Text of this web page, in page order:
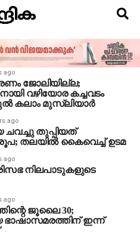
ago
ജോലിയില്ല;
വഴിയോര കച്ചവടം
കലാം മുസ്‌ലിയാര്‍
ago
തുപ്പിയത്
രൂപ; തലയില്‍ കൈവെച്ച് ഉടമ
ago
നിലപാടുകളുടെ
ago
ജൂലൈ 30;
ഭാഷാസമരത്തിന് ഇന്ന്